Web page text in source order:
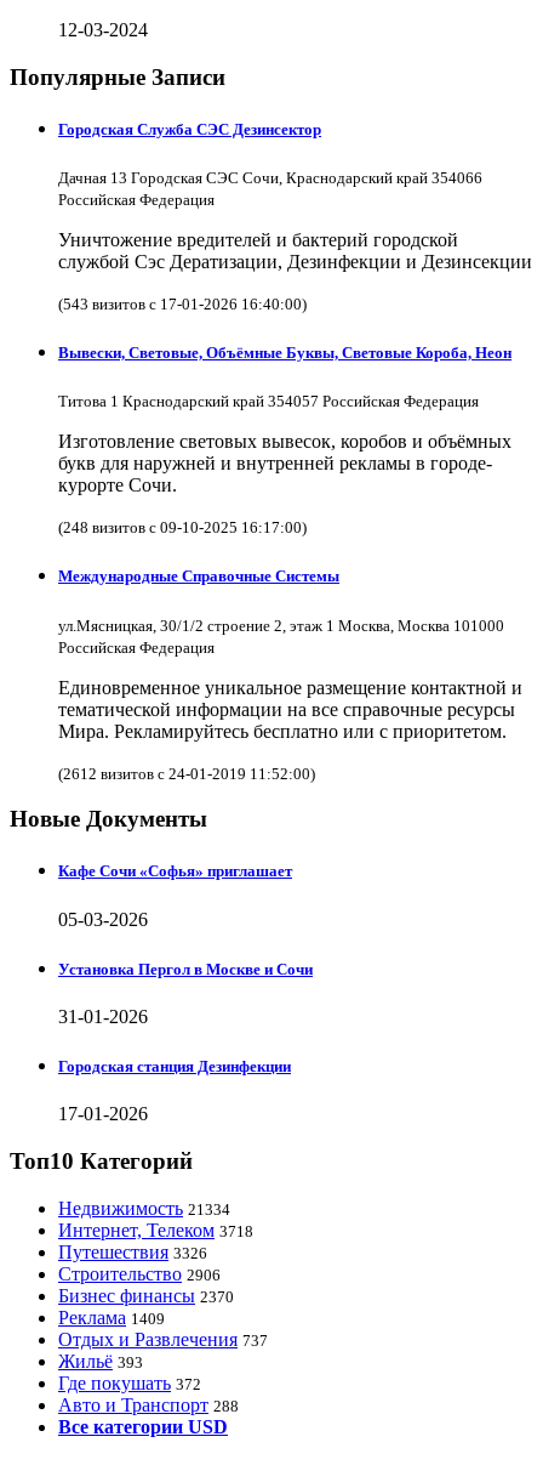
12-03-2024
Популярные Записи
Городская Служба СЭС Дезинсектор
Дачная 13 Городская СЭС Сочи, Краснодарский край 354066
Российская Федерация
Уничтожение вредителей и бактерий городской
службой Сэс Дератизации, Дезинфекции и Дезинсекции
(543 визитов с 17-01-2026 16:40:00)
Вывески, Световые, Объёмные Буквы, Световые Короба, Неон
Титова 1 Краснодарский край 354057 Российская Федерация
Изготовление световых вывесок, коробов и объёмных
букв для наружней и внутренней рекламы в городе-
курорте Сочи.
(248 визитов с 09-10-2025 16:17:00)
Международные Справочные Системы
ул.Мясницкая, 30/1/2 строение 2, этаж 1 Москва, Москва 101000
Российская Федерация
Единовременное уникальное размещение контактной и
тематической информации на все справочные ресурсы
Мира. Рекламируйтесь бесплатно или с приоритетом.
(2612 визитов с 24-01-2019 11:52:00)
Новые Документы
Кафе Сочи «Софья» приглашает
05-03-2026
Установка Пергол в Москве и Сочи
31-01-2026
Городская станция Дезинфекции
17-01-2026
Топ10 Категорий
Недвижимость 21334
Интернет, Телеком 3718
Путешествия 3326
Строительство 2906
Бизнес финансы 2370
Реклама 1409
Отдых и Развлечения 737
Жильё 393
Где покушать 372
Авто и Транспорт 288
Все категории USD